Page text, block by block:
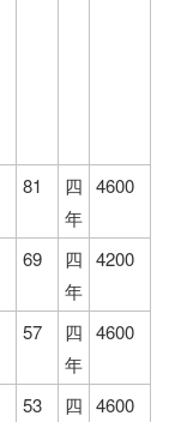
81
四
年
4600
69
四
年
4200
57
四
年
4600
53
四 4600